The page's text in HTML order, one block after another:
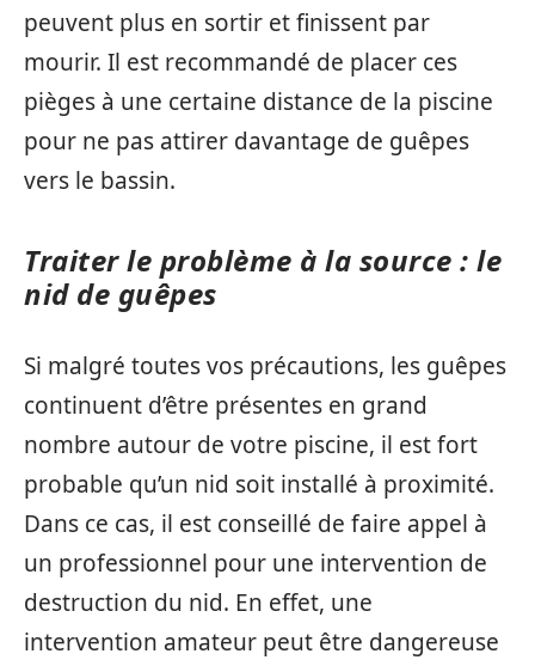
peuvent plus en sortir et finissent par
mourir. Il est recommandé de placer ces
pièges à une certaine distance de la piscine
pour ne pas attirer davantage de guêpes
vers le bassin.
Traiter le problème à la source : le
nid de guêpes
Si malgré toutes vos précautions, les guêpes
continuent d’être présentes en grand
nombre autour de votre piscine, il est fort
probable qu’un nid soit installé à proximité.
Dans ce cas, il est conseillé de faire appel à
un professionnel pour une intervention de
destruction du nid. En effet, une
intervention amateur peut être dangereuse